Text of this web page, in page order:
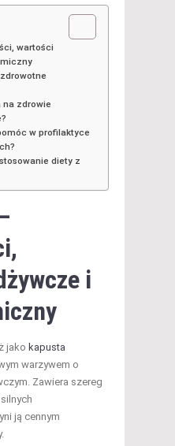
wartości
na zdrowie
w profilaktyce
diety z
i
jako kapusta
warzywem o
Zawiera szereg
ją cennym